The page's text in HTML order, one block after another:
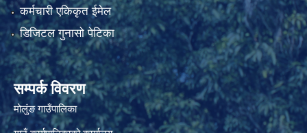
कर्मचारी एकिकृत ईमेल
डिजिटल गुनासो पेटिका
सम्पर्क विवरण
मोलुंङ गाउँपालिका